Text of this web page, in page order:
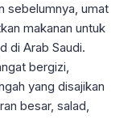
sebelumnya, umat
makanan untuk
di Arab Saudi.
bergizi,
yang disajikan
besar, salad,